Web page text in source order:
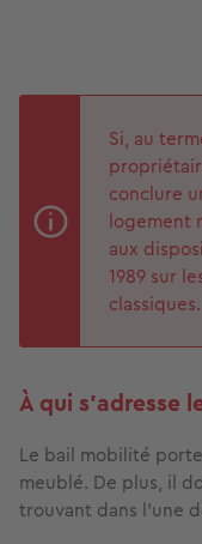
Si, au
conclure
logement
aux
1989 sur
classiques.
À qui s’adresse
Le bail mobilité
meublé. De plus, il
trouvant dans l’une